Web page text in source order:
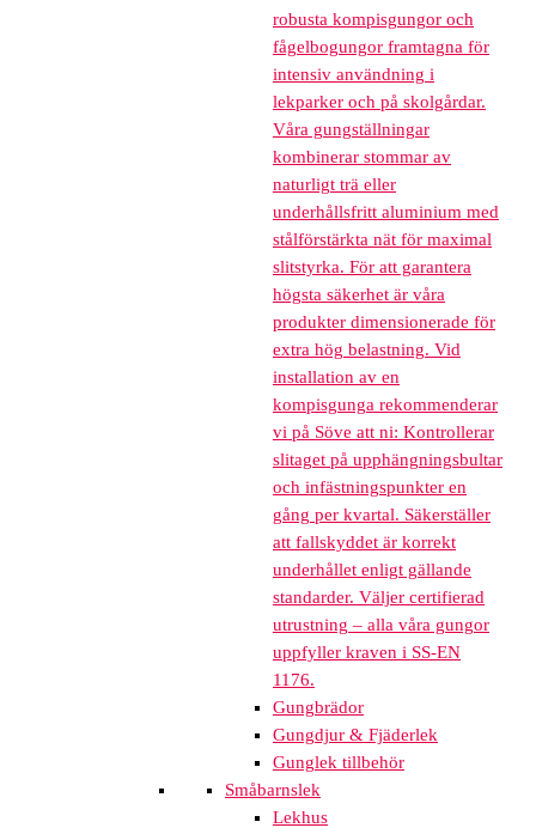
robusta kompisgungor och
fågelbogungor framtagna för
intensiv användning i
lekparker och på skolgårdar.
Våra gungställningar
kombinerar stommar av
naturligt trä eller
underhållsfritt aluminium med
stålförstärkta nät för maximal
slitstyrka. För att garantera
högsta säkerhet är våra
produkter dimensionerade för
extra hög belastning. Vid
installation av en
kompisgunga rekommenderar
vi på Söve att ni: Kontrollerar
slitaget på upphängningsbultar
och infästningspunkter en
gång per kvartal. Säkerställer
att fallskyddet är korrekt
underhållet enligt gällande
standarder. Väljer certifierad
utrustning – alla våra gungor
uppfyller kraven i SS-EN
1176.
Gungbrädor
Gungdjur & Fjäderlek
Gunglek tillbehör
Småbarnslek
Lekhus